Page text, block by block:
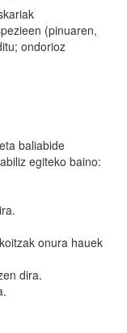
(pinuaren,
ondorioz
baliabide
egiteko baino:
onura hauek
dira.